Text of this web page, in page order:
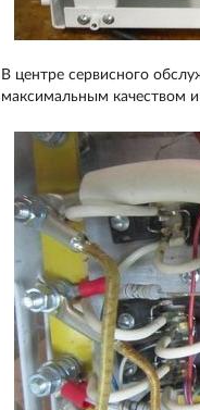
В центре сервисного
максимальным качеством